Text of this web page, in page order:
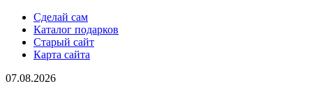
Сделай сам
Каталог подарков
Старый сайт
Карта сайта
07.08.2026